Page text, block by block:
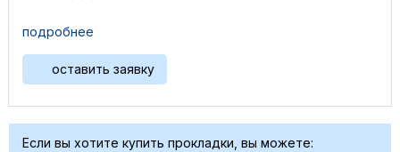
подробнее
оставить заявку
Если вы хотите купить прокладки, вы можете: